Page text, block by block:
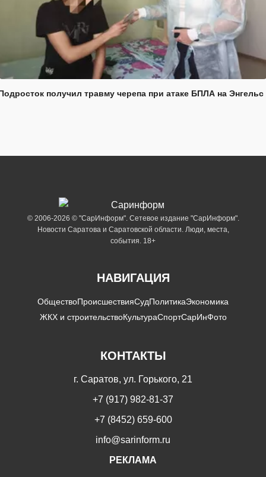
получил травму черепа при атаке БПЛА на Энгельс
© 2006-2026 © "СарИнформ". Сетевое издание "СарИнформ".
Новости Саратова и Саратовской области. Люди, места,
события. 18+
НАВИГАЦИЯ
ОбществоПроисшествияСудПолитикаЭкономика
ЖКХ и строительствоКультураСпортСарИнФото
КОНТАКТЫ
г. Саратов, ул. Горького, 21
+7 (917) 982-81-37
+7 (8452) 659-600
info@sarinform.ru
РЕКЛАМА